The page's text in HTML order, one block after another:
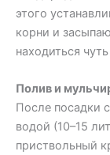
этого
корни и
находиться
Полив и
После посадки
водой (10–15
приствольный